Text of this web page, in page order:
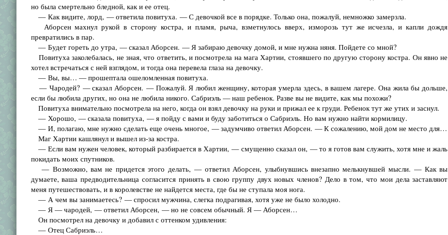
но была смертельно бледной, как и ее отец.
— Как видите, лорд, — ответила повитуха. — С девочкой все в порядке. Только она, пожалуй, немножко замерзла.
Аборсен махнул рукой в сторону костра, и пламя, рыча, взметнулось вверх, изморозь тут же исчезла, и капли дождя
превратились в пар.
— Будет гореть до утра, — сказал Аборсен. — Я забираю девочку домой, и мне нужна няня. Пойдете со мной?
Повитуха заколебалась, не зная, что ответить, и посмотрела на мага Хартии, стоявшего по другую сторону костра. Он явно не
хотел встречаться с ней взглядом, и тогда она перевела глаза на девочку.
— Вы, вы… — прошептала ошеломленная повитуха.
— Чародей? — сказал Аборсен. — Пожалуй. Я любил женщину, которая умерла здесь, в вашем лагере. Она жила бы дольше,
если бы любила других, но она не любила никого. Сабриэль — наш ребенок. Разве вы не видите, как мы похожи?
Повитуха внимательно посмотрела на него, когда он взял девочку на руки и прижал ее к груди. Ребенок тут же утих и заснул.
— Хорошо, — сказала повитуха, — я пойду с вами и буду заботиться о Сабриэль. Но вам нужно найти кормилицу.
— И, полагаю, мне нужно сделать еще очень многое, — задумчиво ответил Аборсен. — К сожалению, мой дом не место для…
Маг Хартии кашлянул и вышел из-за костра.
— Если вам нужен человек, который разбирается в Хартии, — смущенно сказал он, — то я готов вам служить, хотя мне и жаль
покидать моих спутников.
— Возможно, вам не придется этого делать, — ответил Аборсен, улыбнувшись внезапно мелькнувшей мысли. — Как вы
думаете, ваша предводительница согласится принять в свою группу двух новых членов? Дело в том, что мои дела заставляют
меня путешествовать, и в королевстве не найдется места, где бы не ступала моя нога.
— А чем вы занимаетесь? — спросил мужчина, слегка подрагивая, хотя уже не было холодно.
— Я — чародей, — ответил Аборсен, — но не совсем обычный. Я — Аборсен…
Он посмотрел на девочку и добавил с оттенком удивления:
— Отец Сабриэль…